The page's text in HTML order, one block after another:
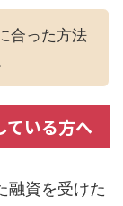
合った方法
ている方へ
融資を受けた